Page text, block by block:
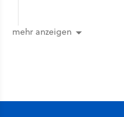
mehr anzeigen